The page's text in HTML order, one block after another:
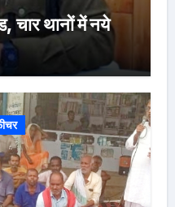
चार थानों में नये